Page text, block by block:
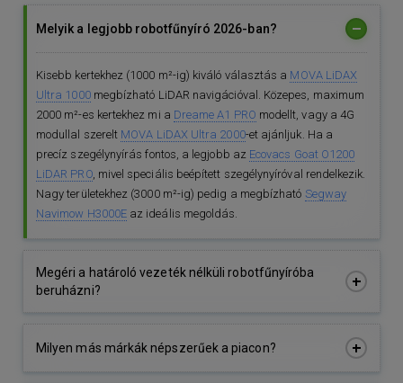
Melyik a legjobb robotfűnyíró 2026-ban?
Kisebb kertekhez (1000 m²-ig) kiváló választás a MOVA LiDAX
Ultra 1000megbízható LiDAR navigációval. Közepes, maximum
2000 m²-es kertekhez mi a Dreame A1 PRO modellt, vagy a 4G
modullal szerelt MOVA LiDAX Ultra 2000-et ajánljuk. Ha a
precíz szegélynyírás fontos, a legjobb az Ecovacs Goat O1200
LiDAR PRO, mivel speciális beépített szegélynyíróval rendelkezik.
Nagy területekhez (3000 m²-ig) pedig a megbízható Segway
Navimow H3000Eaz ideális megoldás.
Megéri a határoló vezeték nélküli robotfűnyíróba
beruházni?
okos gépek. Nincs többé szükség arobotfűnyíró határoló
Milyen más márkák népszerűek a piacon?